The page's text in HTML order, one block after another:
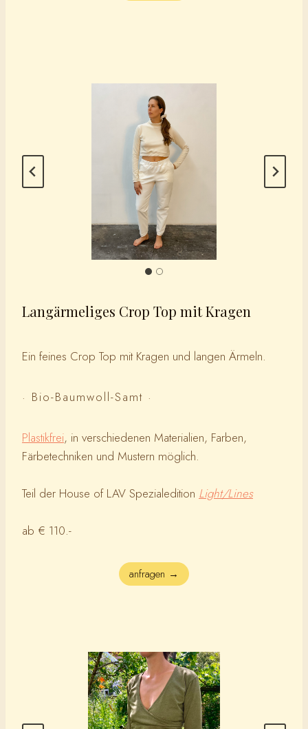
Langärmeliges Crop Top mit Kragen
Ein feines Crop Top mit Kragen und langen Ärmeln.
· Bio-Baumwoll-Samt ·
Plastikfrei, in verschiedenen Materialien, Farben,
Färbetechniken und Mustern möglich.
Teil der House of LAV Spezialedition Light/Lines
ab € 110.-
anfragen →